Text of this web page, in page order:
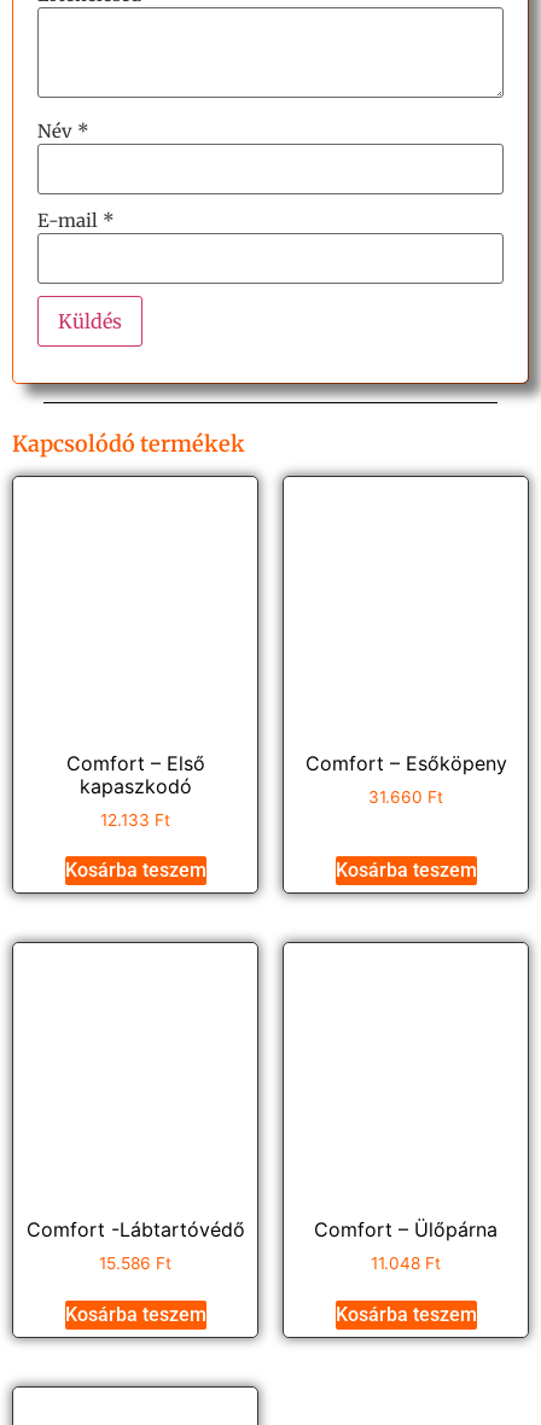
Név *
E-mail *
Kapcsolódó termékek
Comfort – Első
kapaszkodó
12.133 Ft
Kosárba teszem
Comfort – Esőköpeny
31.660 Ft
Kosárba teszem
Comfort -Lábtartóvédő
15.586 Ft
Kosárba teszem
Comfort – Ülőpárna
11.048 Ft
Kosárba teszem